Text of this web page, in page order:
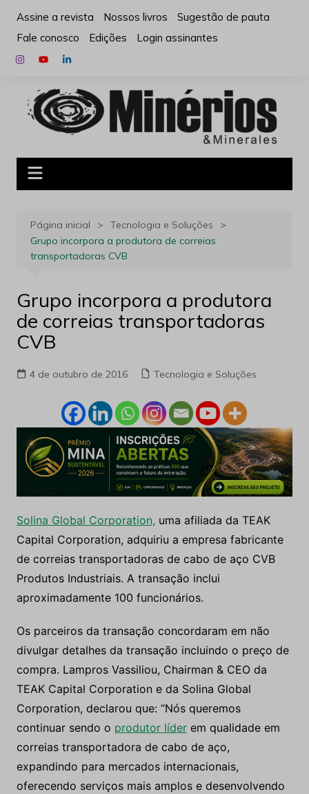
para
conteúdo
Assine a revista Nossos livros
Sugestão de pauta
Fale conosco
Edições Login assinantes
Página inicial
Tecnologia e Soluções
Grupo incorpora a produtora de correias
transportadoras CVB
Grupo incorpora a produtora
de correias transportadoras
CVB
4 de outubro de 2016 Tecnologia e Soluções
Solina Global Corporation, uma afiliada da TEAK
Capital Corporation, adquiriu a empresa fabricante
de correias transportadoras de cabo de aço CVB
Produtos Industriais. A transação inclui
aproximadamente 100 funcionários.
Os parceiros da transação concordaram em não
divulgar detalhes da transação incluindo o preço de
compra. Lampros Vassiliou, Chairman & CEO da
TEAK Capital Corporation e da Solina Global
Corporation, declarou que: “Nós queremos
continuar sendo o produtor líderem qualidade em
correias transportadora de cabo de aço,
expandindo para mercados internacionais,
oferecendo serviços mais amplos e desenvolvendo